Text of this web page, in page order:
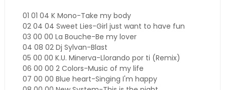
01 01 04 K Mono-Take my body
02 04 04 Sweet Lies-Girl just want to have fun
03 00 00 La Bouche-Be my lover
04 08 02 Dj Sylvan-Blast
05 00 00 K.U. Minerva-Llorando por ti (Remix)
06 00 00 2 Colors-Music of my life
07 00 00 Blue heart-Singing I'm happy